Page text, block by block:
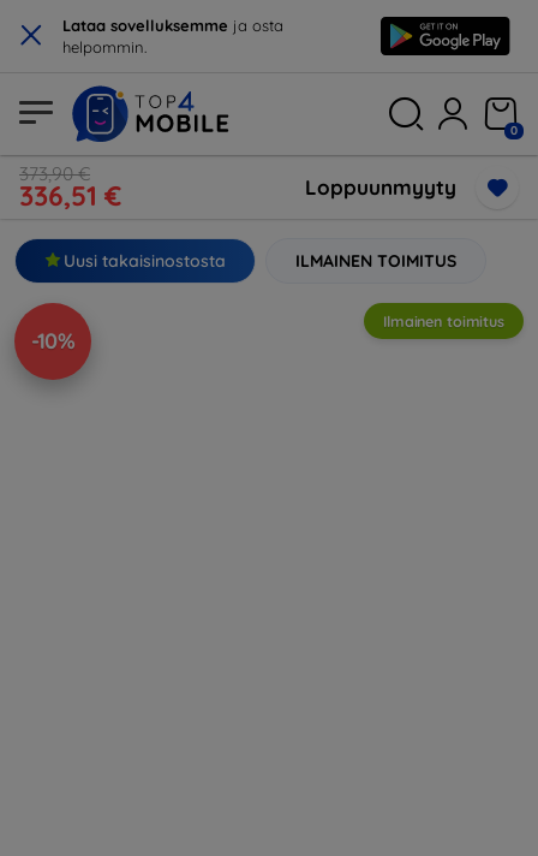
× Lataa sovelluksemme ja osta
helpommin.
0
373,90 €
336,51 € Loppuunmyyty
Uusi takaisinostosta ILMAINEN TOIMITUS
-10%
Ilmainen toimitus